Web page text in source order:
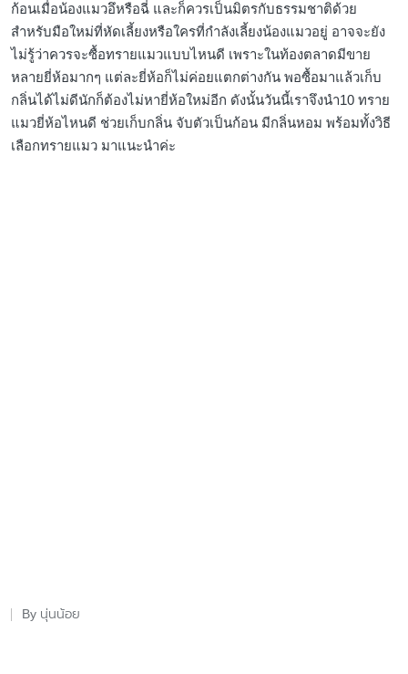
ก้อนเมื่อน้องแมวอึหรือฉี่ และก็ควรเป็นมิตรกับธรรมชาติด้วย
สำหรับมือใหม่ที่หัดเลี้ยงหรือใครที่กำลังเลี้ยงน้องแมวอยู่ อาจจะยัง
ไม่รู้ว่าควรจะซื้อทรายแมวแบบไหนดี เพราะในท้องตลาดมีขาย
หลายยี่ห้อมากๆ แต่ละยี่ห้อก็ไม่ค่อยแตกต่างกัน พอซื้อมาแล้วเก็บ
กลิ่นได้ไม่ดีนักก็ต้องไม่หายี่ห้อใหม่อีก ดังนั้นวันนี้เราจึงนำ10 ทราย
แมวยี่ห้อไหนดี ช่วยเก็บกลิ่น จับตัวเป็นก้อน มีกลิ่นหอม พร้อมทั้งวิธี
เลือกทรายแมว มาแนะนำค่ะ
Posted
By นุ่นน้อย